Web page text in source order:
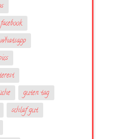
guten tag
schlaf gut